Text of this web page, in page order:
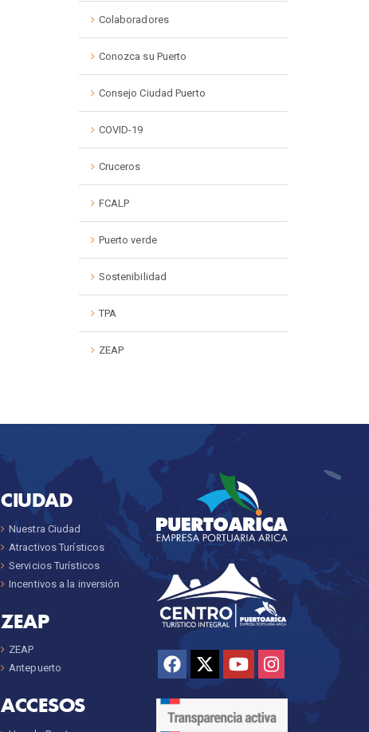
Colaboradores
Conozca su Puerto
Consejo Ciudad Puerto
COVID-19
Cruceros
FCALP
Puerto verde
Sostenibilidad
TPA
ZEAP
CIUDAD
Nuestra Ciudad
Atractivos Turísticos
Servicios Turísticos
Incentivos a la inversión
ZEAP
ZEAP
Antepuerto
ACCESOS